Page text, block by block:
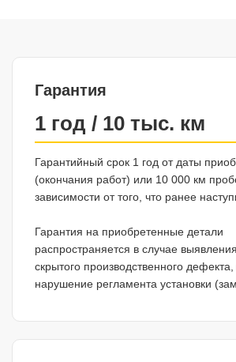
Гарантия
1 год / 10 тыс. км
Гарантийный срок 1 год от даты
(окончания работ) или 10 000 км
зависимости от того, что ранее
Гарантия на приобретенные детали
распространяется в случае
скрытого производственного
нарушение регламента установки